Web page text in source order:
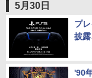
2006年 2005年
2001年
5月30日
プ
披
'90